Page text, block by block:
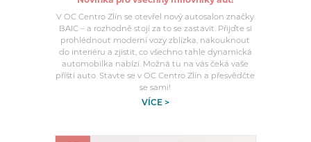
V OC Centro Zlín se otevřel nový autosalon značky
BAIC – a rozhodně stojí za to se zastavit. Přijďte si
prohlédnout moderní vozy zblízka, nakouknout
do interiéru a zjistit, co všechno tahle dynamická
automobilka nabízí. Možná tu na vás čeká vaše
příští auto. Stavte se v OC Centro Zlín a přesvědčte
se sami!
VÍCE >